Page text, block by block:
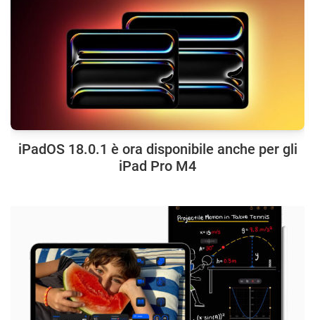
iPadOS 18.0.1 è ora disponibile anche per gli
iPad Pro M4